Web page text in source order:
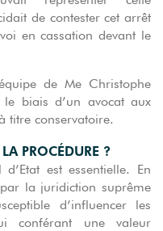
de contester cet arrêt
en cassation devant le
de Me Christophe
le biais d’un avocat aux
titre conservatoire.
PROCÉDURE ?
est essentielle. En
la juridiction suprême
d’influencer les
conférant une valeur